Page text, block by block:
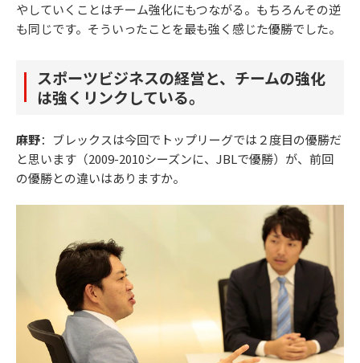
やしていくことはチーム強化にもつながる。もちろんその逆
も同じです。そういったことを最も強く感じた優勝でした。
スポーツビジネスの経営と、チームの強化
は強くリンクしている。
麻野：ブレックスは今回でトップリーグでは２度目の優勝だ
と思います（2009-2010シーズンに、JBLで優勝）が、前回
の優勝との違いはありますか。